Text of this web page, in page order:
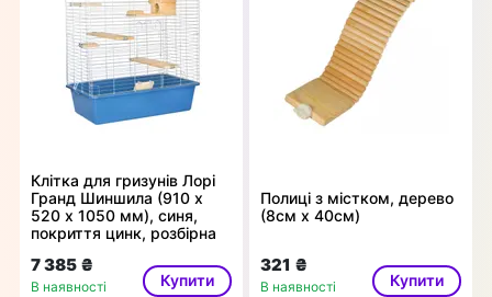
Клітка для гризунів Лорі
Гранд Шиншила (910 х
520 х 1050 мм), синя,
покриття цинк, розбірна
7 385 ₴
В наявності Купити
Полиці з містком, дерево
(8см х 40см)
321 ₴
В наявності Купити